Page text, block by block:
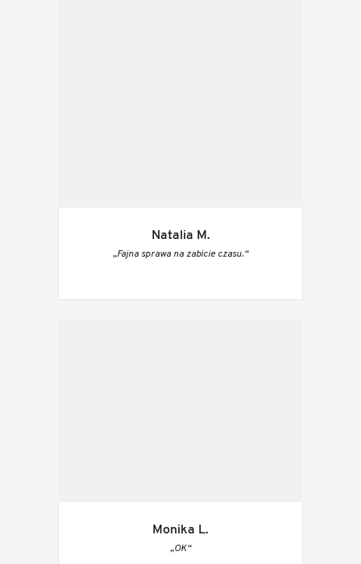
Natalia M.
„Fajna sprawa na zabicie czasu.“
Monika L.
„OK“